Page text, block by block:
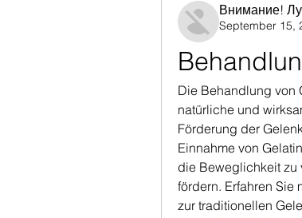
Внимание!
September 15,
Die Behandlung von
natürliche und
Förderung der
Einnahme von
die Beweglichkeit zu
fördern. Erfahren Sie
zur traditionellen